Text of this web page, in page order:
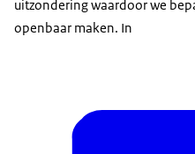
uitzondering waardoor we
openbaar maken. In